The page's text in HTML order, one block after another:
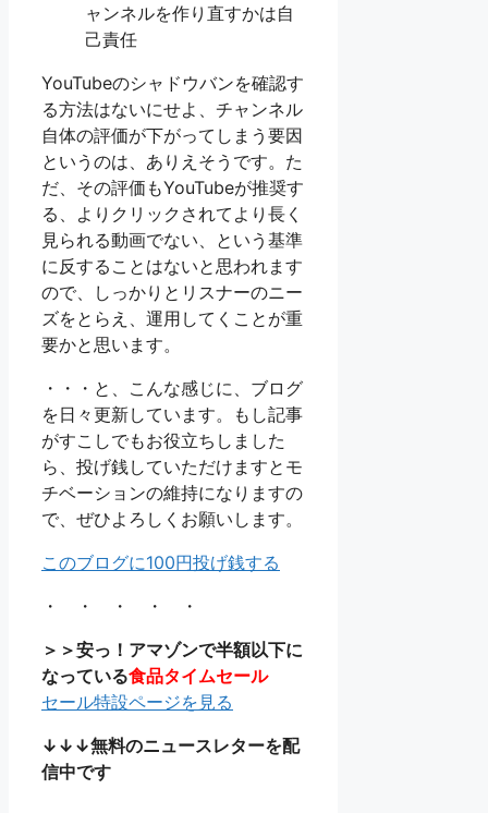
ャンネルを作り直すかは自
己責任
YouTubeのシャドウバンを確認す
る方法はないにせよ、チャンネル
自体の評価が下がってしまう要因
というのは、ありえそうです。た
だ、その評価もYouTubeが推奨す
る、よりクリックされてより長く
見られる動画でない、という基準
に反することはないと思われます
ので、しっかりとリスナーのニー
ズをとらえ、運用してくことが重
要かと思います。
・・・と、こんな感じに、ブログ
を日々更新しています。もし記事
がすこしでもお役立ちしました
ら、投げ銭していただけますとモ
チベーションの維持になりますの
で、ぜひよろしくお願いします。
このブログに100円投げ銭する
・ ・ ・ ・ ・
＞＞安っ！アマゾンで半額以下に
なっている食品タイムセール
セール特設ページを見る
↓↓↓無料のニュースレターを配
信中です